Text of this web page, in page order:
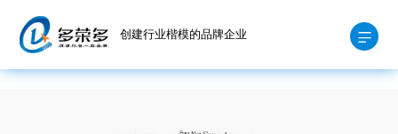
创建行业楷模的品牌企业